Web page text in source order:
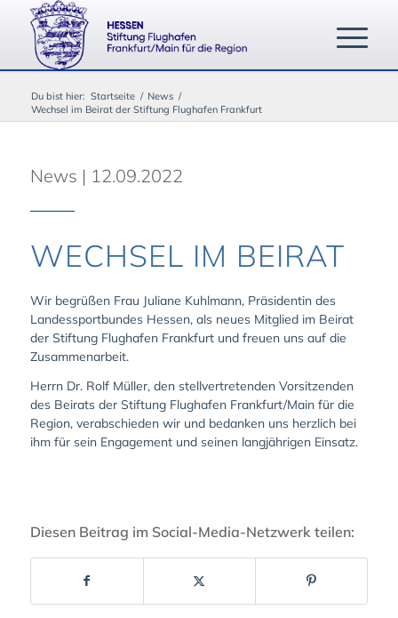
Du bist hier: Startseite / News /
Wechsel im Beirat der Stiftung Flughafen Frankfurt
News | 12.09.2022
WECHSEL IM BEIRAT
Wir begrüßen Frau Juliane Kuhlmann, Präsidentin des
Landessportbundes Hessen, als neues Mitglied im Beirat
der Stiftung Flughafen Frankfurt und freuen uns auf die
Zusammenarbeit.
Herrn Dr. Rolf Müller, den stellvertretenden Vorsitzenden
des Beirats der Stiftung Flughafen Frankfurt/Main für die
Region, verabschieden wir und bedanken uns herzlich bei
ihm für sein Engagement und seinen langjährigen Einsatz.
Diesen Beitrag im Social-Media-Netzwerk teilen: